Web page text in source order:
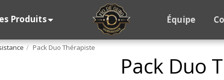
Produits Équipe
Pack Duo Thérapiste
Pack Duo